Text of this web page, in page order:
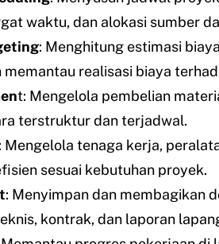
waktu, dan alokasi sumber
: Menghitung estimasi
realisasi biaya
t: Mengelola pembelian
terstruktur dan terjadwal.
: Mengelola tenaga kerja,
sesuai kebutuhan proyek.
: Menyimpan dan membagikan
kontrak, dan laporan